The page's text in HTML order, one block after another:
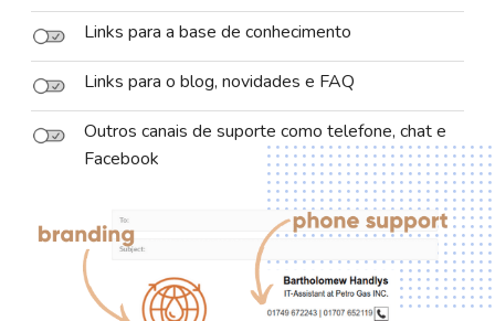
Links para a base de conhecimento
Links para o blog, novidades e FAQ
Outros canais de suporte como telefone, chat e
Facebook